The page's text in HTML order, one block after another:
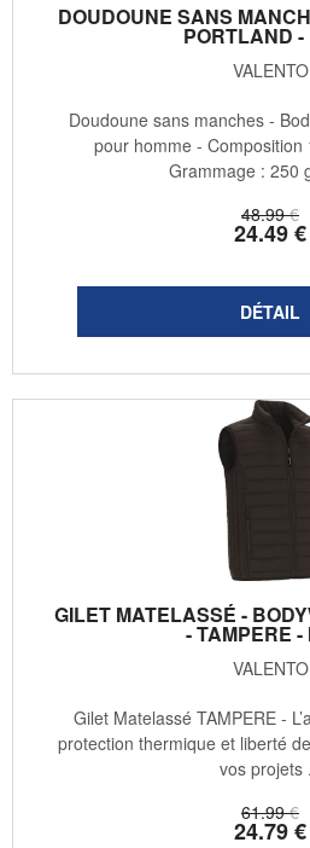
DOUDOUNE SANS
PORTLAND -
VALENTO
48.99 €
24.49€
Doudoune sans manches -
pour homme -
Grammage : 250
GILET MATELASSÉ -
- TAMPERE -
VALENTO
61.99 €
24.79€
Gilet Matelassé TAMPERE -
protection thermique et liberté
vos projets